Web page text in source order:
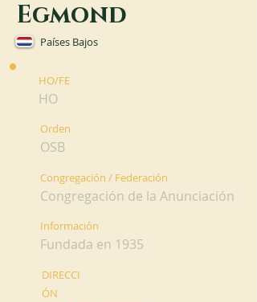
Egmond
Países Bajos
HO/FE
HO
Orden
OSB
Congregación / Federación
Congregación de la Anunciación
Información
Fundada en 1935
DIRECCI
ÓN